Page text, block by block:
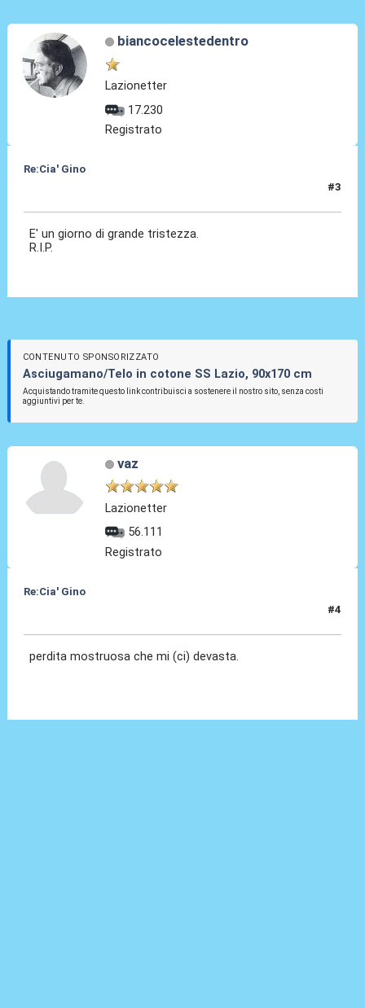
biancocelestedentro
Lazionetter
17.230
Registrato
Re:Cia' Gino
#3
E' un giorno di grande tristezza.
R.I.P.
CONTENUTO SPONSORIZZATO
Asciugamano/Telo in cotone SS Lazio, 90x170 cm
Acquistando tramite questo link contribuisci a sostenere il nostro sito, senza costi
aggiuntivi per te.
vaz
Lazionetter
56.111
Registrato
Re:Cia' Gino
#4
perdita mostruosa che mi (ci) devasta.